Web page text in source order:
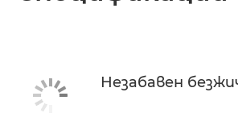
Незабавен